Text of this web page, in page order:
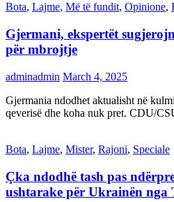
Bota, Lajme, Më të fundit, Opinione,
Gjermani, ekspertët
për mbrojtje
adminadmin March 4, 2025
Gjermania ndodhet aktualisht në
qeverisë dhe koha nuk pret. CDU/
Bota, Lajme, Mister, Rajoni, Speciale
Çka ndodhë tash pas
ushtarake për Ukrainën nga